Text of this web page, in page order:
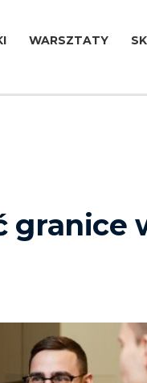
WARSZTATY
granice